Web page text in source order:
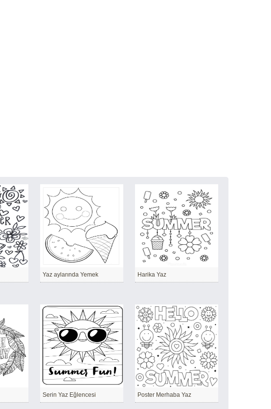
Yaz aylarında Yemek Harika Yaz
Serin Yaz Eğlencesi Poster Merhaba Yaz